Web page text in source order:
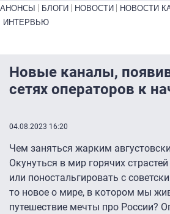
Primary links bottom
АНОНСЫ БЛОГИ НОВОСТИ НОВОСТИ
ИНТЕРВЬЮ
Новые каналы,
сетях операторов к
04.08.2023 16:20
Чем заняться жарким
Окунуться в мир горячих
или поностальгировать с
то новое о мире, в котором мы
путешествие мечты про России?